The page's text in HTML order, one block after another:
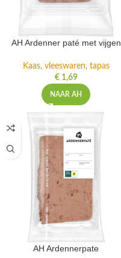
AH Ardenner paté met vijgen
Kaas, vleeswaren, tapas
€1,69
NAAR AH
AH Ardennerpate